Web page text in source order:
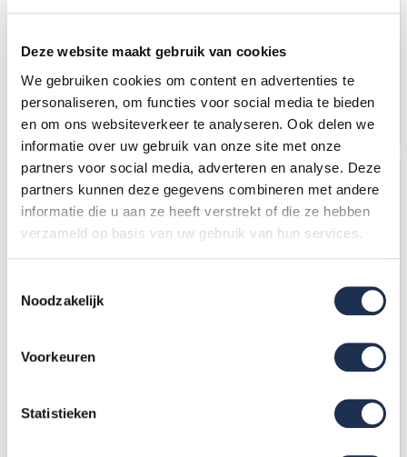
Deze website maakt gebruik van cookies
We gebruiken cookies om content en advertenties te
personaliseren, om functies voor social media te bieden
en om ons websiteverkeer te analyseren. Ook delen we
informatie over uw gebruik van onze site met onze
partners voor social media, adverteren en analyse. Deze
partners kunnen deze gegevens combineren met andere
informatie die u aan ze heeft verstrekt of die ze hebben
verzameld op basis van uw gebruik van hun services.
Noodzakelijk
Voorkeuren
Statistieken
883,- 772,-(ex. btw)
Op voorraad
In mijn winkelwagen
1.292,- 1.194,-
Op voorraad
In mijn winkelwagen
Professionele verrijdbare
Op voorraad
Magazijntrap 1x12 treden